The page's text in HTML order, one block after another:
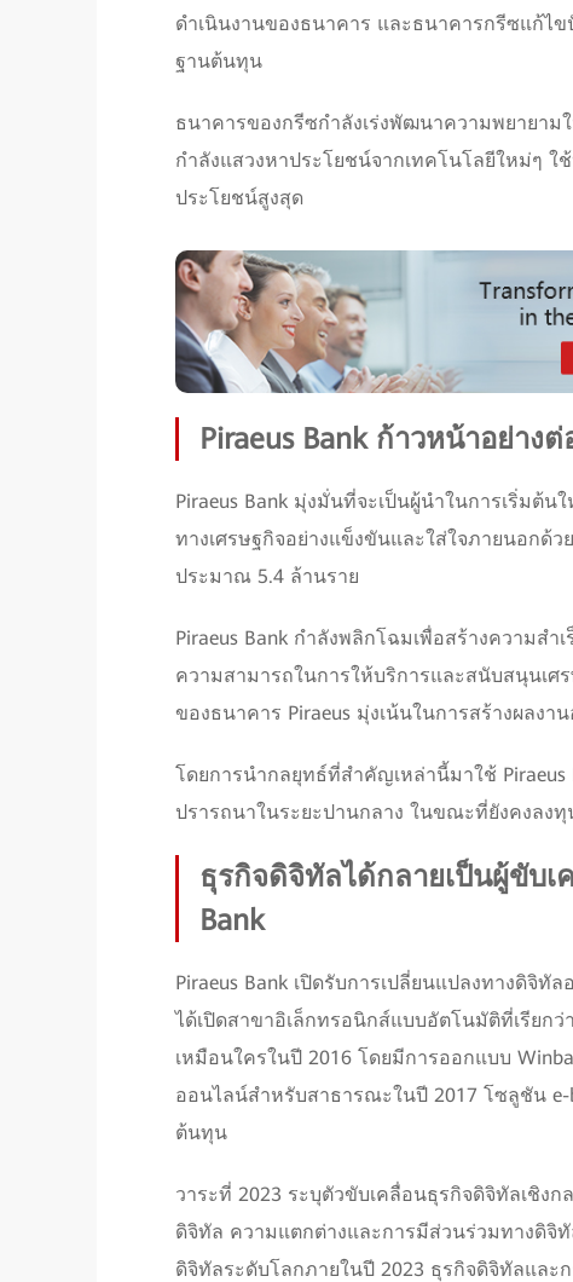
ดำเนินงานของธนาคาร และธนาคารกรีซแก้ไ
ฐานต้นทุน
ธนาคารของกรีซกำลังเร่งพัฒนาความพยายา
กำลังแสวงหาประโยชน์จากเทคโนโลยีใหม่ๆ ใ
ประโยชน์สูงสุด
Piraeus Bank ก้าวหน้าอย่างต่
Piraeus Bank มุ่งมั่นที่จะเป็นผู้นำในการเริ่มต้
ทางเศรษฐกิจอย่างแข็งขันและใส่ใจภายนอกด้
ประมาณ 5.4 ล้านราย
Piraeus Bank กำลังพลิกโฉมเพื่อสร้างความส
ความสามารถในการให้บริการและสนับสนุนเ
ของธนาคาร Piraeus มุ่งเน้นในการสร้างผลง
โดยการนำกลยุทธ์ที่สำคัญเหล่านี้มาใช้ Piraeus
ปรารถนาในระยะปานกลาง ในขณะที่ยังคงลง
ธุรกิจดิจิทัลได้กลายเป็นผู้ขับเ
Bank
Piraeus Bank เปิดรับการเปลี่ยนแปลงทางดิจิ
ได้เปิดสาขาอิเล็กทรอนิกส์แบบอัตโนมัติที่เรียก
เหมือนใครในปี 2016 โดยมีการออกแบบ
ออนไลน์สำหรับสาธารณะในปี 2017 โซลูชัน
ต้นทุน
วาระที่ 2023 ระบุตัวขับเคลื่อนธุรกิจดิจิทัลเชิง
ดิจิทัล ความแตกต่างและการมีส่วนร่วมทางดิจิ
ดิจิทัลระดับโลกภายในปี 2023 ธุรกิจดิจิทัลและ